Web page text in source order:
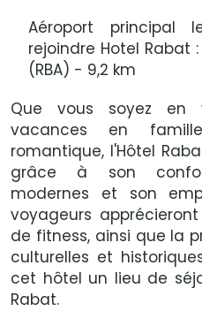
Aéroport principal
rejoindre Hotel Rabat
(RBA) - 9,2 km
Que vous soyez en
vacances en
romantique, l'Hôtel
grâce à son
modernes et son
voyageurs
de fitness, ainsi que la
culturelles et
cet hôtel un lieu de
Rabat.